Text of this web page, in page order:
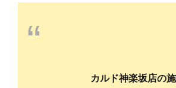
“
カルド神楽坂店の